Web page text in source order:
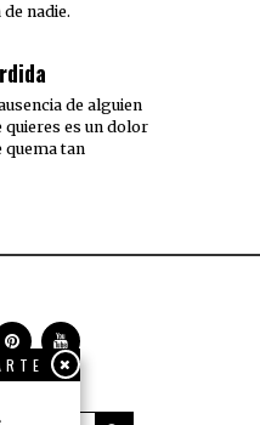
de nadie.
de alguien
quieres es un dolor
quema tan